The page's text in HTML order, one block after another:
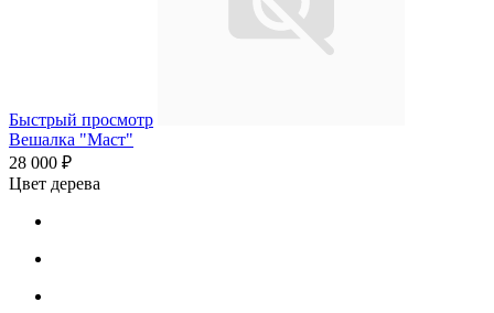
Быстрый просмотр
Вешалка "Маст"
28 000 ₽
Цвет дерева